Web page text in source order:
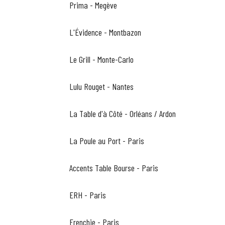
Prima - Megève
L'Évidence - Montbazon
Le Grill - Monte-Carlo
Lulu Rouget - Nantes
La Table d'à Côté - Orléans / Ardon
La Poule au Port - Paris
Accents Table Bourse - Paris
ERH - Paris
Frenchie - Paris